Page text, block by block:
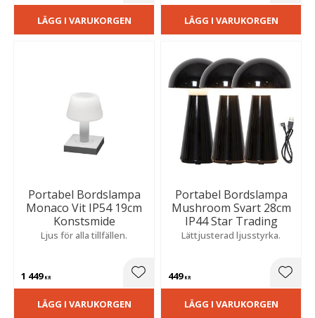
LÄGG I VARUKORGEN LÄGG I VARUKORGEN
Portabel Bordslampa
Monaco Vit IP54 19cm
Konstsmide
Ljus för alla tillfällen.
1 449KR Lägg till i favoriter
LÄGG I VARUKORGEN
Portabel Bordslampa
Mushroom Svart 28cm
IP44 Star Trading
Lättjusterad ljusstyrka.
449KR
LÄGG I VARUKORGEN